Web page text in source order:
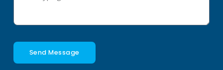
Send Message